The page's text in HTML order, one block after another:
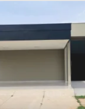
cobertas. *Aceita permuta.
bairro Chácara
está próximo à Av.
Av. Antônio
Esta região
São Vicente e
contato com a
Imóveis e agende
19 3475-4546